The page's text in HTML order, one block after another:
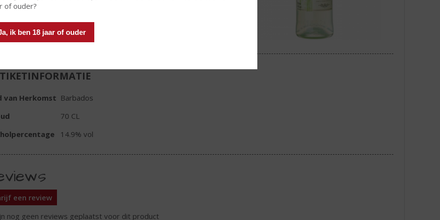
of ouder?
ik ben 18 jaar of ouder
van Herkomst Barbados
70 CL
14.9% vol
een review
nog geen reviews geplaatst voor dit product